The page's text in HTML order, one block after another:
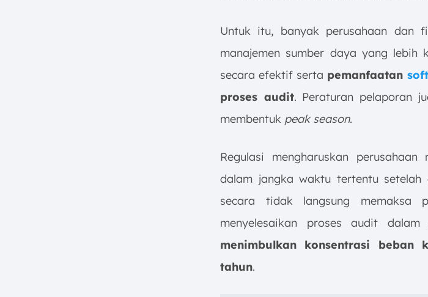
Untuk itu, banyak perusahaan dan
manajemen sumber daya yang lebih
secara efektif serta pemanfaatan
proses audit. Peraturan pelaporan
membentuk peak season.
Regulasi mengharuskan
dalam jangka waktu tertentu
secara tidak langsung memaksa
menyelesaikan proses audit
menimbulkan konsentrasi
tahun.